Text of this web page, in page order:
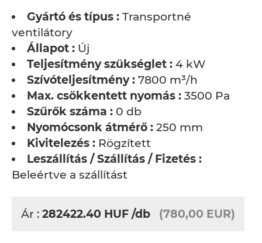
Gyártó és típus : Transportné
ventilátory
Állapot : Új
Teljesítmény szükséglet : 4 kW
Szívóteljesítmény : 7800 m³/h
Max. csökkentett nyomás : 3500 Pa
Szűrők száma : 0 db
Nyomócsonk átmérő : 250 mm
Kivitelezés : Rögzített
Leszállítás / Szállítás / Fizetés :
Beleértve a szállítást
Ár : 282422.40 HUF /db (780,00 EUR)